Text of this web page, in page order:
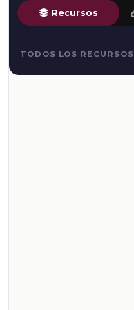
Recursos
TODOS LOS RECURSOS